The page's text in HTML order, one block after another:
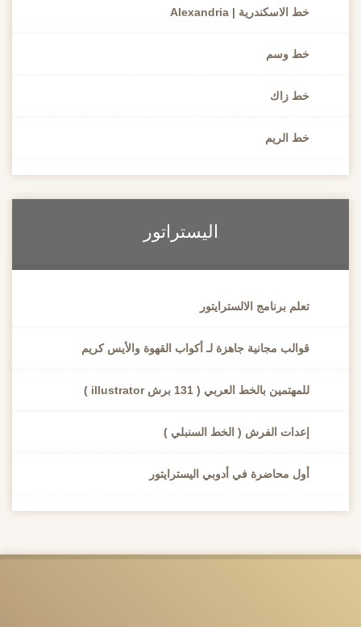
خط الاسكندرية | Alexandria
خط وسم
خط زاك
خط الريم
اليستراتور
تعلم برنامج الالسترايتور
قوالب مجانية جاهزة لـ أكواب القهوة والأيس كريم
للمهتمين بالخط العربي ( 131 برش illustrator )
إعدات الفرش ( الخط السنبلي )
أول محاضرة في أدوبي اليسترايتور